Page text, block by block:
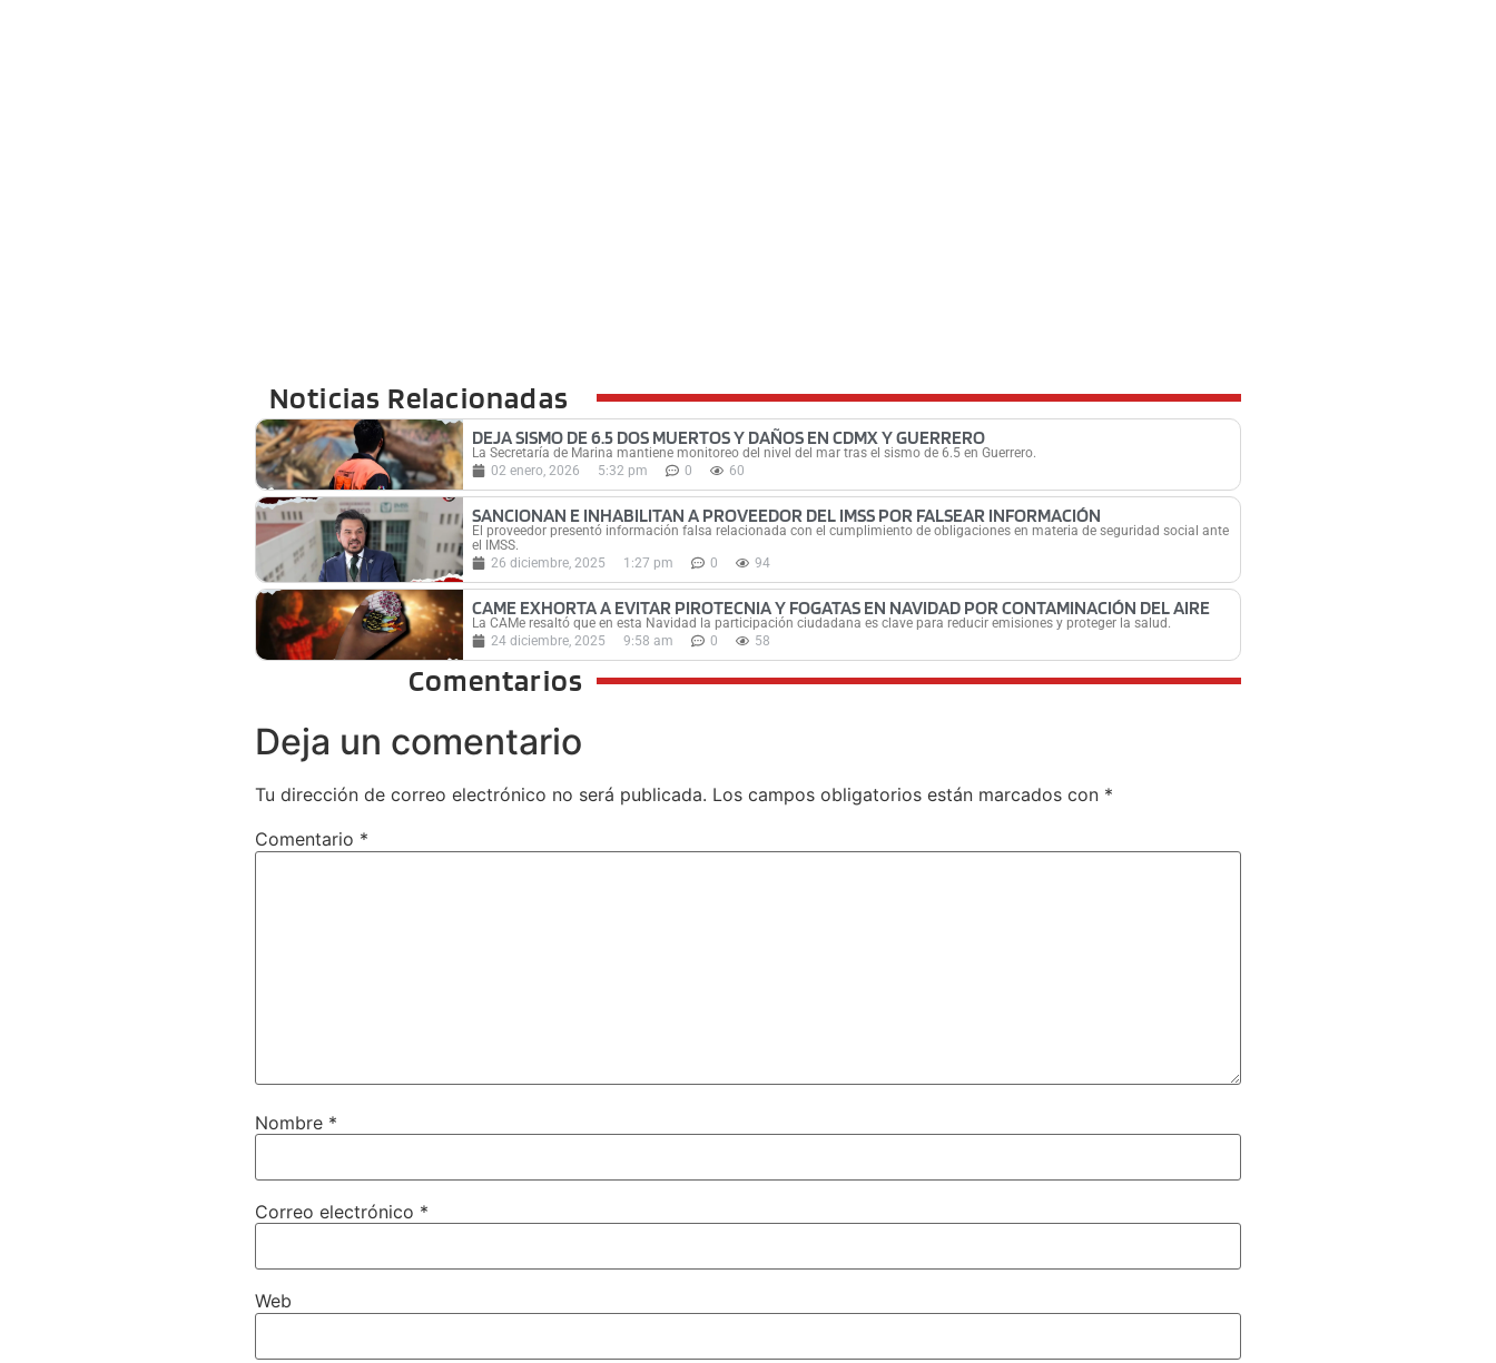
Noticias Relacionadas
DEJA SISMO DE 6.5 DOS MUERTOS Y DAÑOS EN CDMX Y GUERRERO
La Secretaría de Marina mantiene monitoreo del nivel del mar tras el sismo de 6.5 en Guerrero.
02 enero, 2026
5:32 pm 0 60
SANCIONAN E INHABILITAN A PROVEEDOR DEL IMSS POR FALSEAR INFORMACIÓN
El proveedor presentó información falsa relacionada con el cumplimiento de obligaciones en materia de seguridad social ante
el IMSS.
26 diciembre, 2025
1:27 pm 0 94
CAME EXHORTA A EVITAR PIROTECNIA Y FOGATAS EN NAVIDAD POR CONTAMINACIÓN DEL AIRE
La CAMe resaltó que en esta Navidad la participación ciudadana es clave para reducir emisiones y proteger la salud.
24 diciembre, 2025
9:58 am 0 58
Comentarios
Deja un comentario
Tu dirección de correo electrónico no será publicada. Los campos obligatorios están marcados con *
Comentario *
Nombre *
Correo electrónico *
Web